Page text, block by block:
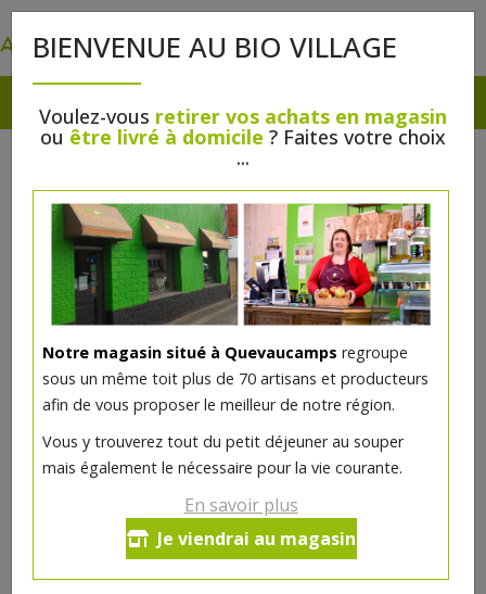
BIENVENUE AU BIO VILLAGE
Voulez-vous retirer vos achats en magasin
ou être livré à domicile ? Faites votre choix
...
Notre magasin situé à Quevaucamps regroupe
sous un même toit plus de 70 artisans et producteurs
afin de vous proposer le meilleur de notre région.
Vous y trouverez tout du petit déjeuner au souper
mais également le nécessaire pour la vie courante.
En savoir plus
Je viendrai au magasin
Coffret 2 DiÔle 75cl + verre